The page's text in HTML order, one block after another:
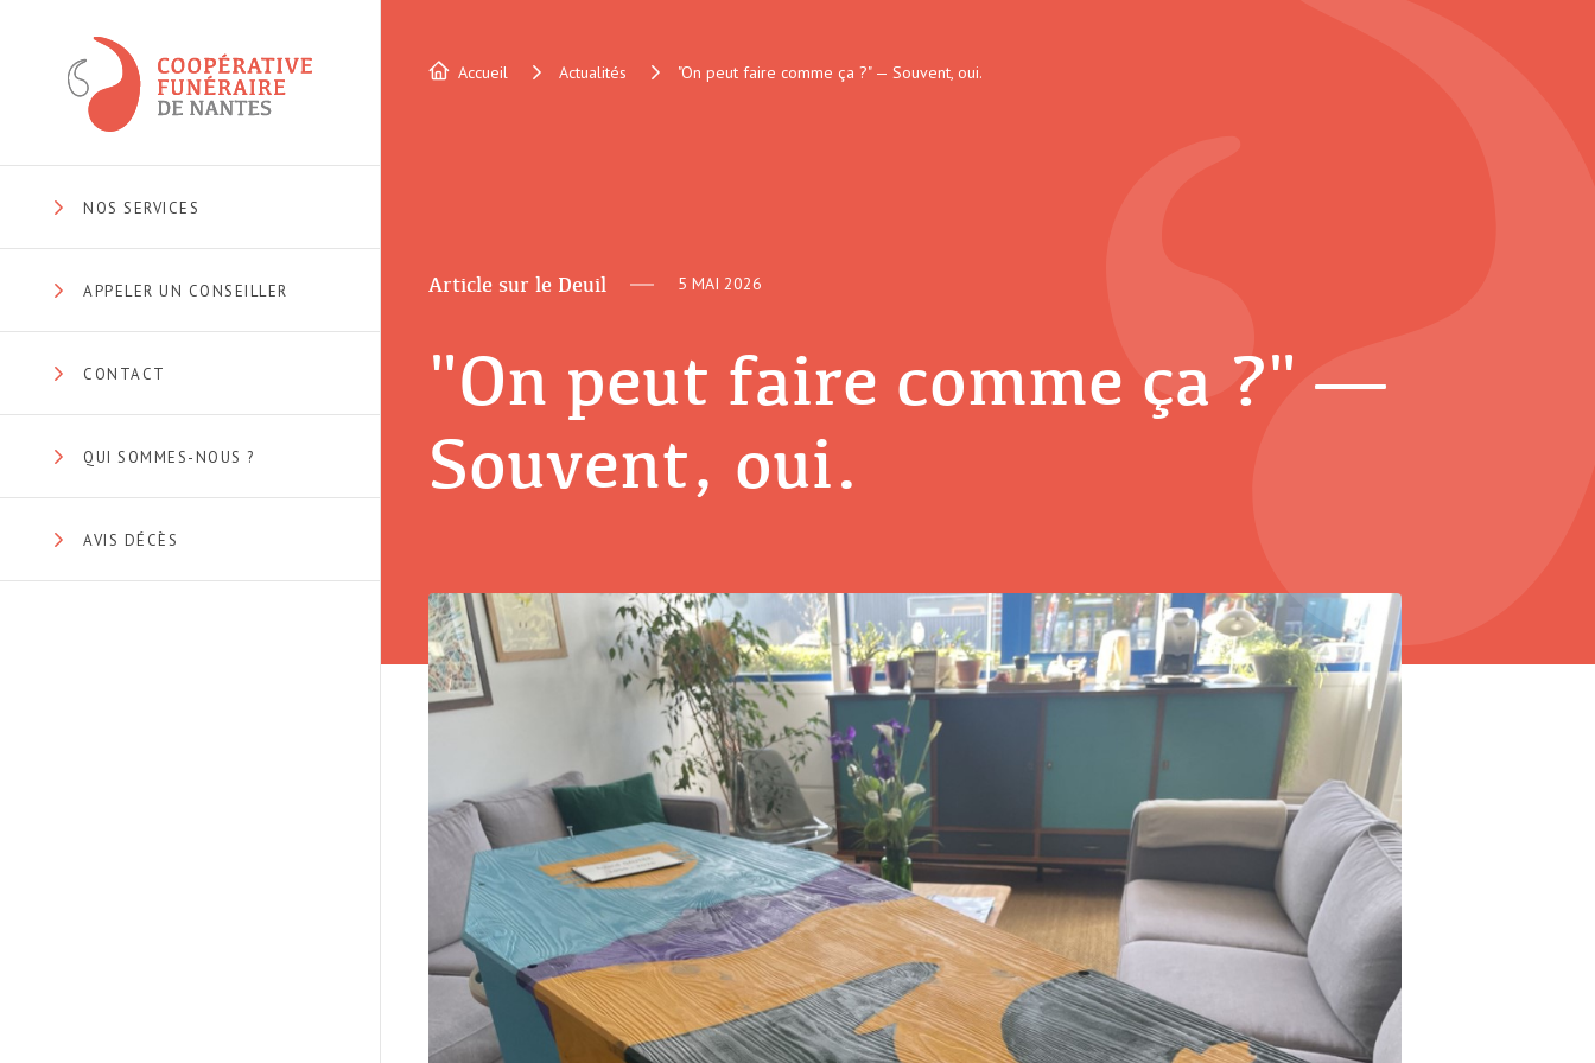
NOS SERVICES
APPELER UN CONSEILLER
CONTACT
QUI SOMMES-NOUS ?
AVIS DÉCÈS
Accueil Actualités "On peut faire comme ça ?" — Souvent, oui.
Article sur le Deuil 5 MAI 2026
"On peut faire comme ça ?" —
Souvent, oui.